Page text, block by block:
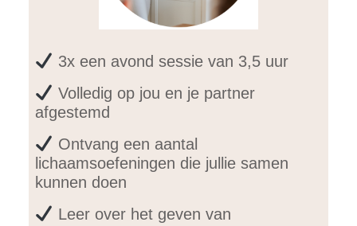
3x een avond sessie van 3,5 uur
Volledig op jou en je partner
afgestemd
Ontvang een aantal
lichaamsoefeningen die jullie samen
kunnen doen
Leer over het geven van